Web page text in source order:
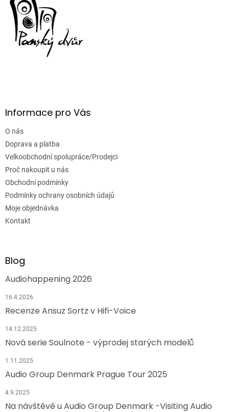
Informace pro Vás
O nás
Doprava a platba
Velkoobchodní spolupráce/Prodejci
Proč nakoupit u nás
Obchodní podmínky
Podmínky ochrany osobních údajů
Moje objednávka
Kontakt
Blog
Audiohappening 2026
16.4.2026
Recenze Ansuz Sortz v Hifi-Voice
14.12.2025
Nová serie Soulnote - výprodej starých modelů
1.11.2025
Audio Group Denmark Prague Tour 2025
4.9.2025
Na návštěvě u Audio Group Denmark -Visiting Audio